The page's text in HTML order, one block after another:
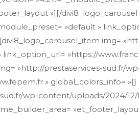
»][/
»default »
img=
link_option_url= »https://
»http://prestaservices-sud.fr/
» global_colors_info=
wp-content/uploads/2024/